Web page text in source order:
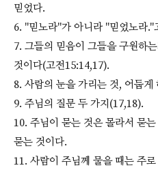
믿었다.
6. "믿노라"가 아니라 "믿었노라."
7. 그들의 믿음이 그들을 구원하
것이다(고전15:14,17).
8. 사람의 눈을 가리는 것, 어둡
9. 주님의 질문 두 가지(17,18).
10. 주님이 묻는 것은 몰라서 묻
묻는 것이다.
11. 사람이 주님께 물을 때는 주